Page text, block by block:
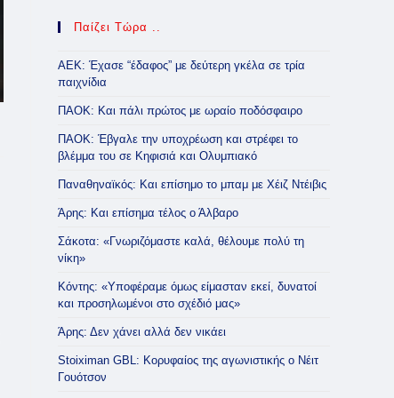
Παίζει Τώρα ..
ΑΕΚ: Έχασε “έδαφος” με δεύτερη γκέλα σε τρία
παιχνίδια
ΠΑΟΚ: Και πάλι πρώτος με ωραίο ποδόσφαιρο
ΠΑΟΚ: Έβγαλε την υποχρέωση και στρέφει το
βλέμμα του σε Κηφισιά και Ολυμπιακό
Παναθηναϊκός: Και επίσημο το μπαμ με Χέιζ Ντέιβις
Άρης: Και επίσημα τέλος ο Άλβαρο
Σάκοτα: «Γνωριζόμαστε καλά, θέλουμε πολύ τη
νίκη»
Κόντης: «Υποφέραμε όμως είμασταν εκεί, δυνατοί
και προσηλωμένοι στο σχέδιό μας»
Άρης: Δεν χάνει αλλά δεν νικάει
Stoiximan GBL: Κορυφαίος της αγωνιστικής ο Νέιτ
Γουότσον